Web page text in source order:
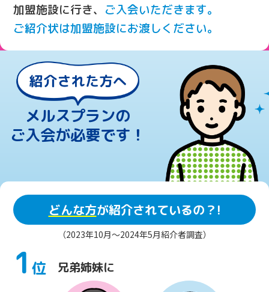
加盟施設に行き、 ご入会いただきます。
ご紹介状は加盟施設にお渡しください。
メルスプランの
ご入会が必要です！
どんな方が紹介されているの？!
（2023年10月～2024年5月紹介者調査）
1位 兄弟姉妹に